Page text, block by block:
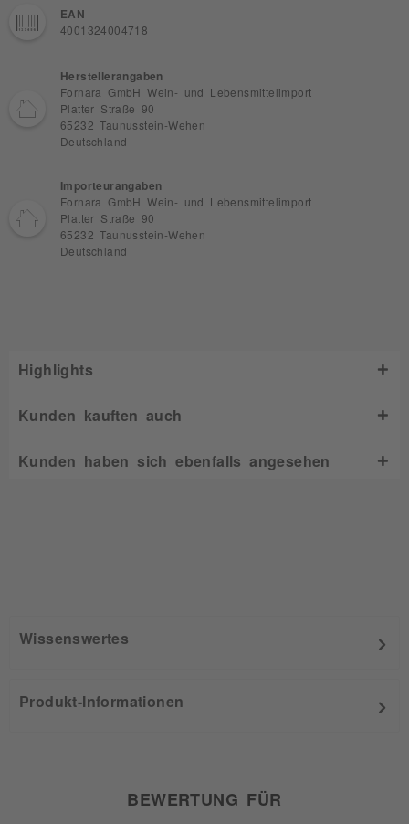
EAN
4001324004718
Herstellerangaben
Fornara GmbH Wein- und Lebensmittelimport
Platter Straße 90
65232 Taunusstein-Wehen
Deutschland
Importeurangaben
Fornara GmbH Wein- und Lebensmittelimport
Platter Straße 90
65232 Taunusstein-Wehen
Deutschland
Highlights
Kunden kauften auch
Kunden haben sich ebenfalls angesehen
Wissenswertes
Produkt-Informationen
BEWERTUNG FÜR